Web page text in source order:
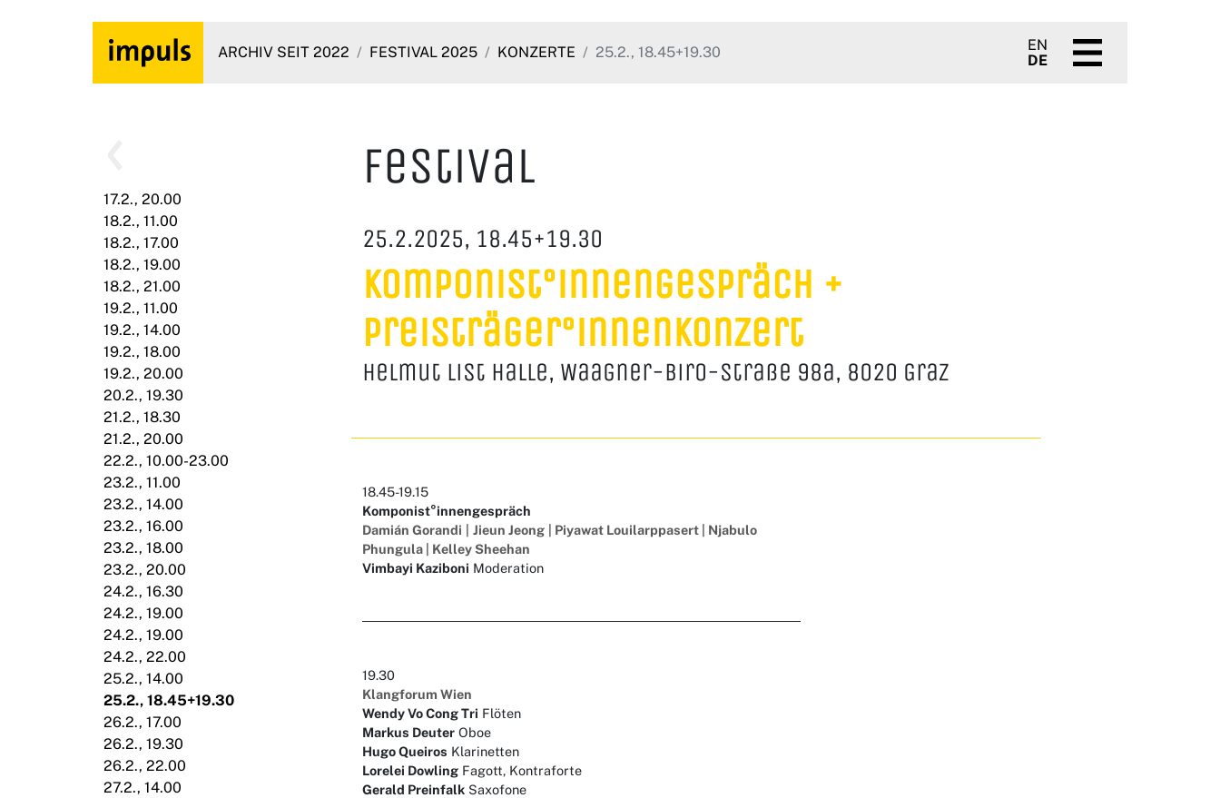
ARCHIV SEIT 2022 FESTIVAL 2025 KONZERTE 25.2., 18.45+19.30
EN
DE
17.2., 20.00
18.2., 11.00
18.2., 17.00
18.2., 19.00
18.2., 21.00
19.2., 11.00
19.2., 14.00
19.2., 18.00
19.2., 20.00
20.2., 19.30
21.2., 18.30
21.2., 20.00
22.2., 10.00-23.00
23.2., 11.00
23.2., 14.00
23.2., 16.00
23.2., 18.00
23.2., 20.00
24.2., 16.30
24.2., 19.00
24.2., 19.00
24.2., 22.00
25.2., 14.00
25.2., 18.45+19.30
26.2., 17.00
26.2., 19.30
26.2., 22.00
27.2., 14.00
Festival
25.2.2025, 18.45+19.30
Komponist°innengespräch +
Preisträger°innenkonzert
Helmut List Halle, Waagner-Biro-Straße 98a, 8020 Graz
18.45-19.15
Komponist°innengespräch
Damián Gorandi
Jieun Jeong Piyawat Louilarppasert
Njabulo
Phungula
Kelley Sheehan
Vimbayi Kaziboni Moderation
19.30
Klangforum Wien
Wendy Vo Cong Tri Flöten
Markus Deuter Oboe
Hugo Queiros Klarinetten
Lorelei Dowling Fagott, Kontraforte
Gerald Preinfalk Saxofone